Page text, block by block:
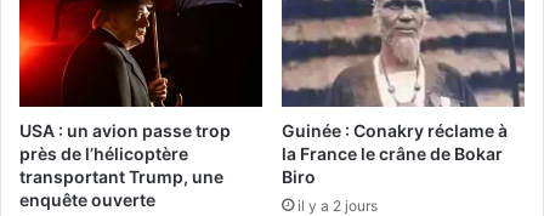
USA : un avion passe trop
près de l’hélicoptère
transportant Trump, une
enquête ouverte
Guinée : Conakry réclame à
la France le crâne de Bokar
Biro
il y a 2 jours